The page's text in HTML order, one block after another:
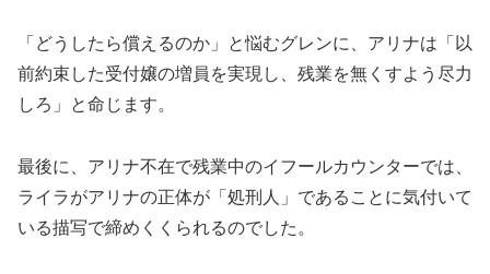
「どうしたら償えるのか」と悩むグレンに、アリナは「以
前約束した受付嬢の増員を実現し、残業を無くすよう尽力
しろ」と命じます。
最後に、アリナ不在で残業中のイフールカウンターでは、
ライラがアリナの正体が「処刑人」であることに気付いて
いる描写で締めくくられるのでした。